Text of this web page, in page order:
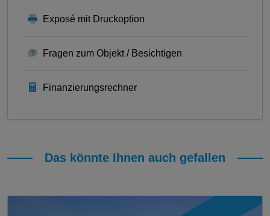
Exposé mit Druckoption
Fragen zum Objekt / Besichtigen
Finanzierungsrechner
Das könnte Ihnen auch gefallen